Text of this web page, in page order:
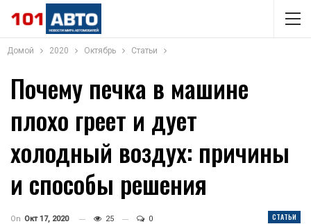
Домой 2020 Октябрь Статьи
Почему печка в машине
плохо греет и дует
холодный воздух: причины
и способы решения
СТАТЬИ
On Окт 17, 2020 25 0